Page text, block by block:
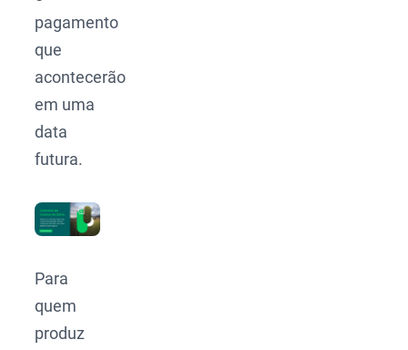
pagamento
que
acontecerão
em uma
data
futura.
Para
quem
produz